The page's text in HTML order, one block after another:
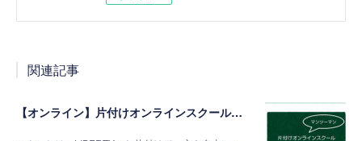
関連記事
【オンライン】片付けオンラインスクールで、どんどん片付きます！